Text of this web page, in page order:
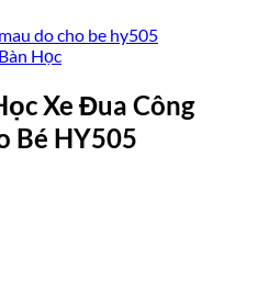
Bàn Học
Xe Đua Công
Bé HY505